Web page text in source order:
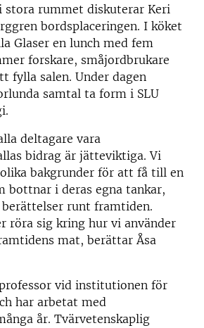
stora rummet diskuterar Keri
bordsplaceringen. I köket
Glaser en lunch med fem
forskare, småjordbrukare
fylla salen. Under dagen
samtal ta form i SLU
deltagare vara
bidrag är jätteviktiga. Vi
bakgrunder för att få till en
bottnar i deras egna tankar,
runt framtiden.
röra sig kring hur vi använder
mat, berättar Åsa
vid institutionen för
har arbetat med
år. Tvärvetenskaplig